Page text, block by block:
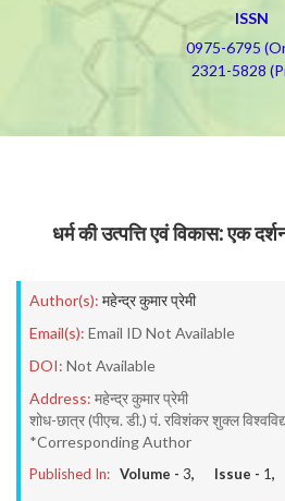
ISSN
0975-6795
2321-5828
धर्म की उत्पत्ति एवं विकास: एक
Author(s): महेन्द्र कुमार प्रेमी
Email(s): Email ID Not Available
DOI: Not Available
Address: महेन्द्र कुमार प्रेमी
शोध-छात्र (पीएच. डी.) पं. रविशंकर शुक्ल
*Corresponding Author
Published In: Volume - 3, Issue - 1,